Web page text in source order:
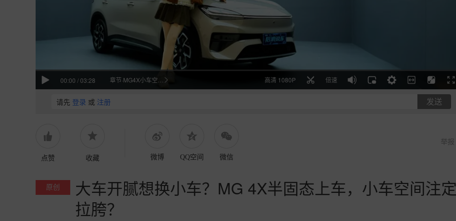
00:00 /03:28 高清 1080P 倍速
请先 登录 或 注册 发送
点赞 收藏 微博 QQ空间 微信
举报
原创
大车开腻想换小车？MG 4X半固态上车，小车空间注定
拉胯？